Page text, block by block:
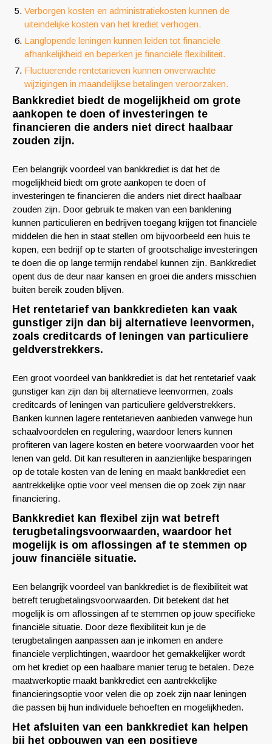
Verborgen kosten en administratiekosten kunnen de
uiteindelijke kosten van het krediet verhogen.
Langlopende leningen kunnen leiden tot financiële
afhankelijkheid en beperken je financiële flexibiliteit.
Fluctuerende rentetarieven kunnen onverwachte
wijzigingen in maandelijkse betalingen veroorzaken.
Bankkrediet biedt de mogelijkheid om grote
aankopen te doen of investeringen te
financieren die anders niet direct haalbaar
zouden zijn.
Een belangrijk voordeel van bankkrediet is dat het de
mogelijkheid biedt om grote aankopen te doen of
investeringen te financieren die anders niet direct haalbaar
zouden zijn. Door gebruik te maken van een banklening
kunnen particulieren en bedrijven toegang krijgen tot financiële
middelen die hen in staat stellen om bijvoorbeeld een huis te
kopen, een bedrijf op te starten of grootschalige investeringen
te doen die op lange termijn rendabel kunnen zijn. Bankkrediet
opent dus de deur naar kansen en groei die anders misschien
buiten bereik zouden blijven.
Het rentetarief van bankkredieten kan vaak
gunstiger zijn dan bij alternatieve leenvormen,
zoals creditcards of leningen van particuliere
geldverstrekkers.
Een groot voordeel van bankkrediet is dat het rentetarief vaak
gunstiger kan zijn dan bij alternatieve leenvormen, zoals
creditcards of leningen van particuliere geldverstrekkers.
Banken kunnen lagere rentetarieven aanbieden vanwege hun
schaalvoordelen en regulering, waardoor leners kunnen
profiteren van lagere kosten en betere voorwaarden voor het
lenen van geld. Dit kan resulteren in aanzienlijke besparingen
op de totale kosten van de lening en maakt bankkrediet een
aantrekkelijke optie voor veel mensen die op zoek zijn naar
financiering.
Bankkrediet kan flexibel zijn wat betreft
terugbetalingsvoorwaarden, waardoor het
mogelijk is om aflossingen af te stemmen op
jouw financiële situatie.
Een belangrijk voordeel van bankkrediet is de flexibiliteit wat
betreft terugbetalingsvoorwaarden. Dit betekent dat het
mogelijk is om aflossingen af te stemmen op jouw specifieke
financiële situatie. Door deze flexibiliteit kun je de
terugbetalingen aanpassen aan je inkomen en andere
financiële verplichtingen, waardoor het gemakkelijker wordt
om het krediet op een haalbare manier terug te betalen. Deze
maatwerkoptie maakt bankkrediet een aantrekkelijke
financieringsoptie voor velen die op zoek zijn naar leningen
die passen bij hun individuele behoeften en mogelijkheden.
Het afsluiten van een bankkrediet kan helpen
bij het opbouwen van een positieve